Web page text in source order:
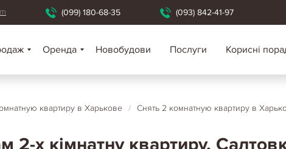
(099) 180-68-35 (093) 842-41-97
Оренда Новобудови Послуги Корисні
квартиру в Харькове / Снять 2 комнатную квартиру в
2-х кімнатну квартиру,